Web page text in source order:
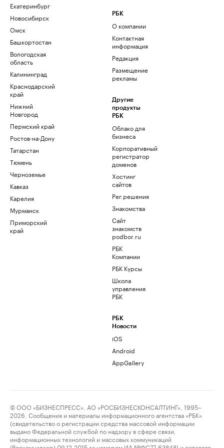
Екатеринбург
Новосибирск
Омск
Башкортостан
Вологодская
область
Калининград
Краснодарский
край
Нижний
Новгород
Пермский край
Ростов-на-Дону
Татарстан
Тюмень
Черноземье
Кавказ
Карелия
Мурманск
Приморский
край
РБК
О компании
Контактная
информация
Редакция
Размещение
рекламы
Другие
продукты
РБК
Облако для
бизнеса
Корпоративный
регистратор
доменов
Хостинг
сайтов
Рег.решения
Знакомства
Сайт
знакомств
podbor.ru
РБК
Компании
РБК Курсы
Школа
управления
РБК
РБК
Новости
iOS
Android
AppGallery
© ООО «БИЗНЕСПРЕСС», АО «РОСБИЗНЕСКОНСАЛТИНГ», 1995–
2026. Сообщения и материалы информационного агентства «РБК»
(свидетельство о регистрации средства массовой информации
выдано Федеральной службой по надзору в сфере связи,
информационных технологий и массовых коммуникаций